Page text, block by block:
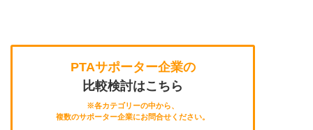
送
PTAサポーター企業の
比較検討はこちら
※各カテゴリーの中から、
複数のサポーター企業にお問合せください。